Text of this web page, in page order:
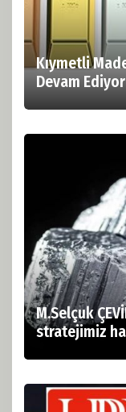
Kıymetli
Devam Ediyor
M.Selçuk
stratejimiz